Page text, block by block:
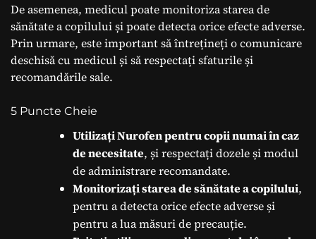
De asemenea, medicul poate monitoriza starea de
sănătate a copilului și poate detecta orice efecte adverse.
Prin urmare, este important să întrețineți o comunicare
deschisă cu medicul și să respectați sfaturile și
recomandările sale.
5 Puncte Cheie
Utilizați Nurofen pentru copii numai în caz
de necesitate, și respectați dozele și modul
de administrare recomandate.
Monitorizați starea de sănătate a copilului,
pentru a detecta orice efecte adverse și
pentru a lua măsuri de precauție.